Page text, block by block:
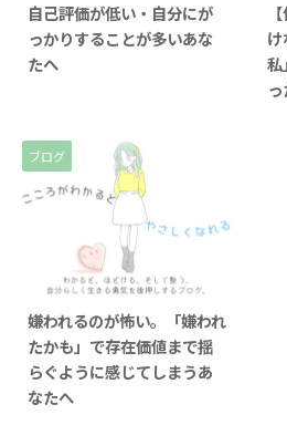
自己評価が低い・自分にが
っかりすることが多いあな
たへ
私
ブログ
2025/11/4
嫌われるのが怖い。「嫌われ
たかも」で存在価値まで揺
らぐように感じてしまうあ
なたへ